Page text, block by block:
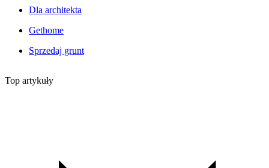
Dla architekta
Gethome
Sprzedaj grunt
Top artykuły